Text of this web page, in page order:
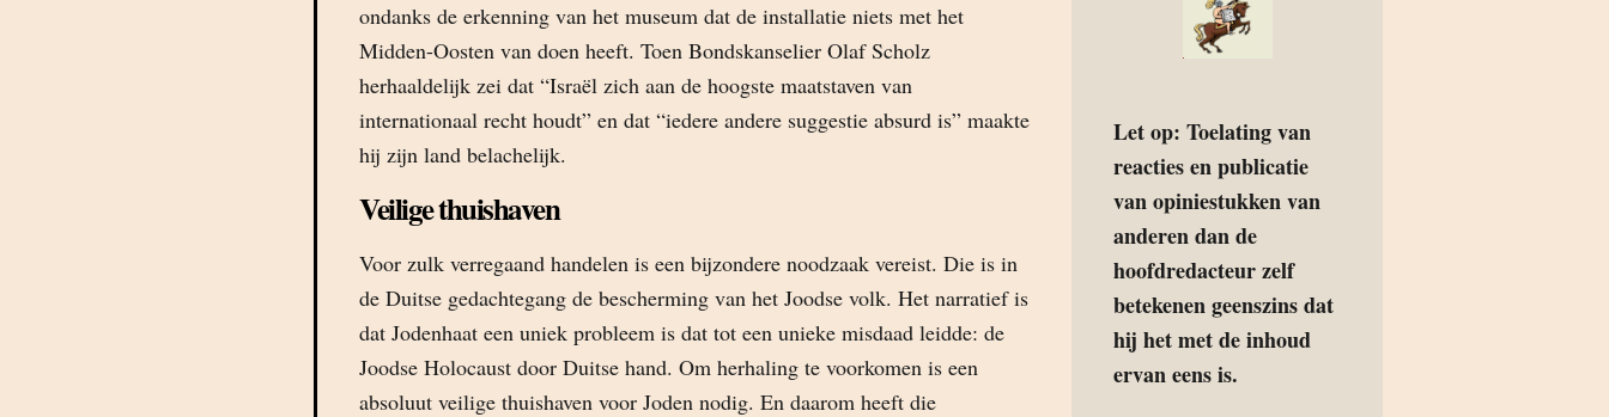
ondanks de erkenning van het museum dat de installatie niets met het
Midden-Oosten van doen heeft. Toen Bondskanselier Olaf Scholz
herhaaldelijk zei dat “Israël zich aan de hoogste maatstaven van
internationaal recht houdt” en dat “iedere andere suggestie absurd is” maakte
hij zijn land belachelijk.
Veilige thuishaven
Voor zulk verregaand handelen is een bijzondere noodzaak vereist. Die is in
de Duitse gedachtegang de bescherming van het Joodse volk. Het narratief is
dat Jodenhaat een uniek probleem is dat tot een unieke misdaad leidde: de
Joodse Holocaust door Duitse hand. Om herhaling te voorkomen is een
absoluut veilige thuishaven voor Joden nodig. En daarom heeft die
Let op: Toelating van
reacties en publicatie
van opiniestukken van
anderen dan de
hoofdredacteur zelf
betekenen geenszins dat
hij het met de inhoud
ervan eens is.